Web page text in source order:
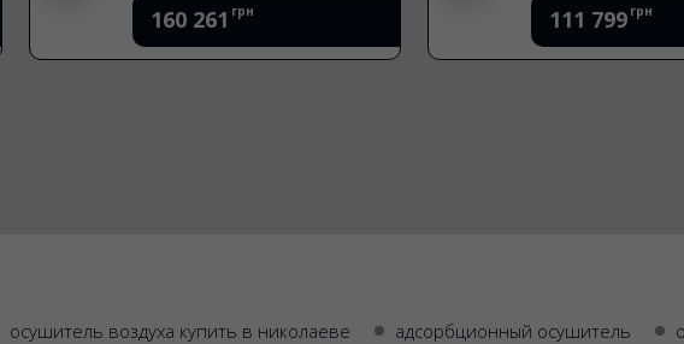
160 261 грн 111 799 грн
осушитель воздуха купить в николаеве адсорбционный осушитель